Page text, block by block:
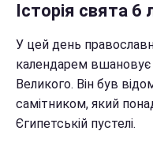
Історія свята 6
У цей день
календарем
Великого. Він був
самітником, який
Єгипетській пустелі.